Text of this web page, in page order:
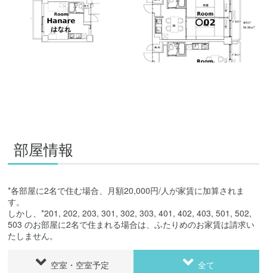
部屋情報
*各部屋に2名で住む場合、月額20,000円/人が家賃に加算されま
す。
しかし、*201, 202, 203, 301, 302, 303, 401, 402, 403, 501, 502,
503 のお部屋に2名で住まれる場合は、ふたりめのお家賃は請求い
たしません。
空室・空室予定 全て